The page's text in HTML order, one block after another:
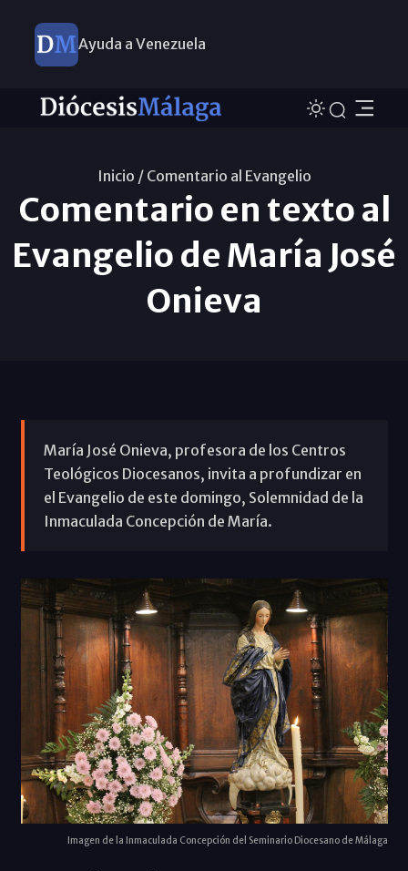
Ayuda a Venezuela
Inicio / Comentario al Evangelio
Comentario en texto al
Evangelio de María José
Onieva
María José Onieva, profesora de los Centros
Teológicos Diocesanos, invita a profundizar en
el Evangelio de este domingo, Solemnidad de la
Inmaculada Concepción de María.
Imagen de la Inmaculada Concepción del Seminario Diocesano de Málaga